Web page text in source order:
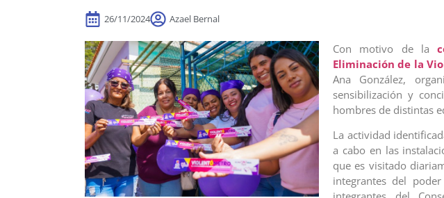
26/11/2024 Azael Bernal
Con motivo de la
Eliminación de la
Ana González,
sensibilización y
hombres de distintas
La actividad
a cabo en las
que es visitado
integrantes del